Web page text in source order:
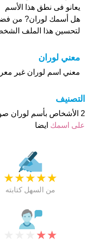
يعانو فى نطق هذا الأسم
هل أسمك لوران? من
لتحسين هذا الملف
معني لوران
معني اسم لوران غير
التصنيف
2 الأشخاص بأسم لوران صوت على اسمائهم . من فضلك
على اسمك ايضا
★
★
★
★
★
من السهل كتابته
★
★